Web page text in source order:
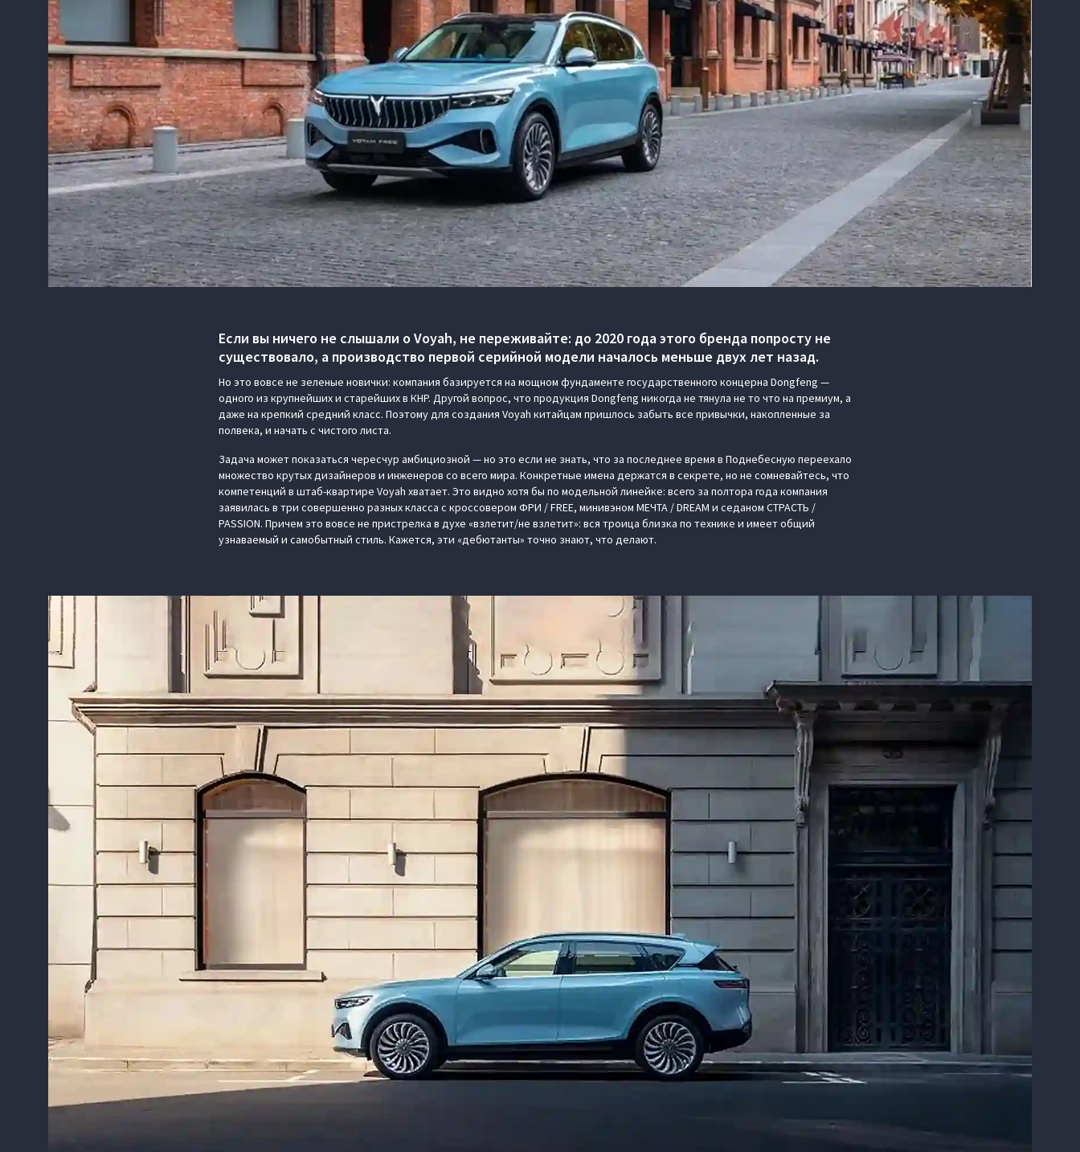
Если вы ничего не слышали о Voyah, не переживайте: до 2020 года этого бренда попросту не
существовало, а производство первой серийной модели началось меньше двух лет назад.
Но это вовсе не зеленые новички: компания базируется на мощном фундаменте государственного концерна Dongfeng —
одного из крупнейших и старейших в КНР. Другой вопрос, что продукция Dongfeng никогда не тянула не то что на премиум, а
даже на крепкий средний класс. Поэтому для создания Voyah китайцам пришлось забыть все привычки, накопленные за
полвека, и начать с чистого листа.
Задача может показаться чересчур амбициозной — но это если не знать, что за последнее время в Поднебесную переехало
множество крутых дизайнеров и инженеров со всего мира. Конкретные имена держатся в секрете, но не сомневайтесь, что
компетенций в штаб-квартире Voyah хватает. Это видно хотя бы по модельной линейке: всего за полтора года компания
заявилась в три совершенно разных класса с кроссовером ФРИ / FREE, минивэном МЕЧТА / DREAM и седаном СТРАСТЬ /
PASSION. Причем это вовсе не пристрелка в духе «взлетит/не взлетит»: вся троица близка по технике и имеет общий
узнаваемый и самобытный стиль. Кажется, эти «дебютанты» точно знают, что делают.